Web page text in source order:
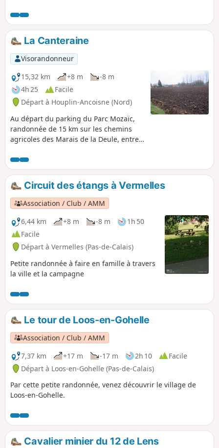
La Canteraine
Visorandonneur
15,32 km
+8 m
-8 m
4h 25
Facile
Départ à Houplin-Ancoisne (Nord)
Au départ du parking du Parc Mozaïc,
randonnée de 15 km sur les chemins
agricoles des Marais de la Deule, entre
Ancoisne.
Circuit des étangs à Vermelles
Association / Club / AMM
6,44 km
+8 m -8 m
1h 50
Facile
Départ à Vermelles (Pas-de-Calais)
Petite randonnée à faire en famille à travers
la ville et la campagne
Le tour de Loos-en-Gohelle
Association / Club / AMM
7,37 km
+17 m -17 m 2h 10
Facile
Départ à Loos-en-Gohelle (Pas-de-Calais)
Par cette petite randonnée, venez découvrir le village de
Loos-en-Gohelle.
Cavalier minier du 12 de Lens